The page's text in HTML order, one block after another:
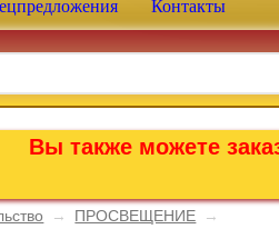
Контакты
Вы также можете
→ ПРОСВЕЩЕНИЕ
→